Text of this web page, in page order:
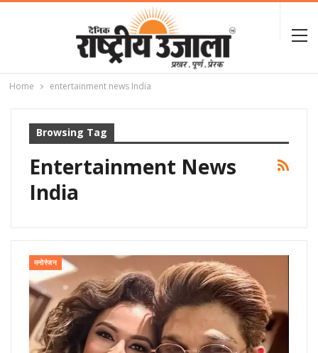
Home entertainment news India
Browsing Tag
Entertainment News
India
मनोरंजन